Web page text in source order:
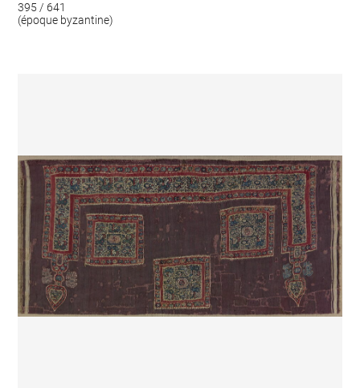
395 / 641
(époque byzantine)